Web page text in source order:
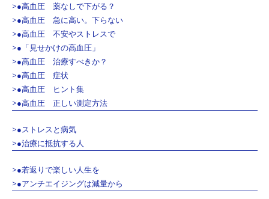
>●高血圧 薬なしで下がる？
>●高血圧 急に高い。下らない
>●高血圧 不安やストレスで
>●「見せかけの高血圧」
>●高血圧 治療すべきか？
>●高血圧 症状
>●高血圧 ヒント集
>●高血圧 正しい測定方法
>●ストレスと病気
>●治療に抵抗する人
>●若返りで楽しい人生を
>●アンチエイジングは減量から